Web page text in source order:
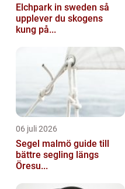
Elchpark in sweden så
upplever du skogens
kung på...
06 juli 2026
Segel malmö guide till
bättre segling längs
Öresu...